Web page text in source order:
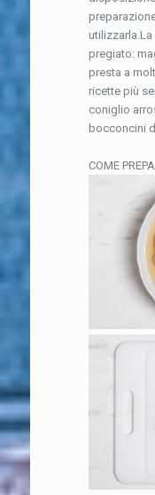
pregiato:
presta a
ricette più
coniglio
bocconcini
COME